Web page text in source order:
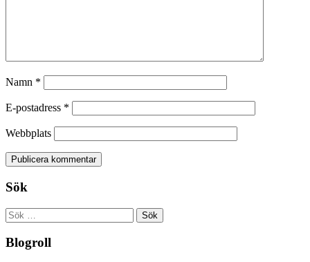
Namn *
E-postadress *
Webbplats
Sök
Sök
efter:
Blogroll